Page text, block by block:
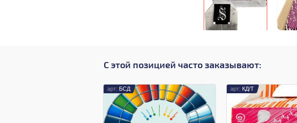
С этой позицией часто заказывают:
БСД КД/Т